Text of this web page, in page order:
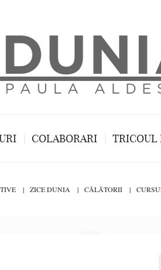
COLABORARI
ZICE DUNIA CĂLĂTORII